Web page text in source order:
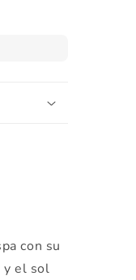
con su
y el sol